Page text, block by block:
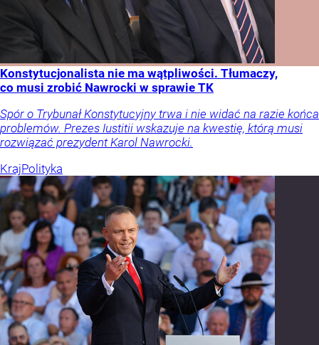
Konstytucjonalista nie ma wątpliwości. Tłumaczy,
co musi zrobić Nawrocki w sprawie TK
Spór o Trybunał Konstytucyjny trwa i nie widać na razie końca
problemów. Prezes Iustitii wskazuje na kwestię, którą musi
rozwiązać prezydent Karol Nawrocki.
KrajPolityka